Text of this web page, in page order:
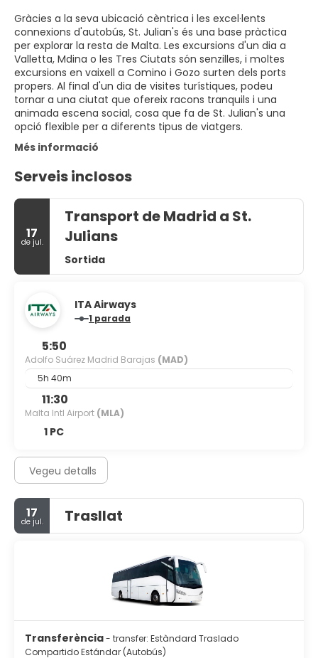
Gràcies a la seva ubicació cèntrica i les excel·lents
connexions d'autobús, St. Julian's és una base pràctica
per explorar la resta de Malta. Les excursions d'un dia a
Valletta, Mdina o les Tres Ciutats són senzilles, i moltes
excursions en vaixell a Comino i Gozo surten dels ports
propers. Al final d'un dia de visites turístiques, podeu
tornar a una ciutat que ofereix racons tranquils i una
animada escena social, cosa que fa de St. Julian's una
opció flexible per a diferents tipus de viatgers.
Més informació
Serveis inclosos
17
de jul.
Transport de Madrid a St.
Julians
Sortida
ITA Airways
1 parada
5:50
Adolfo Suárez Madrid Barajas (MAD)
5h 40m
11:30
Malta Intl Airport (MLA)
1 PC
Vegeu detalls
17
de jul. Trasllat
Transferència- transfer: Estàndard Traslado
Compartido Estándar (Autobús)